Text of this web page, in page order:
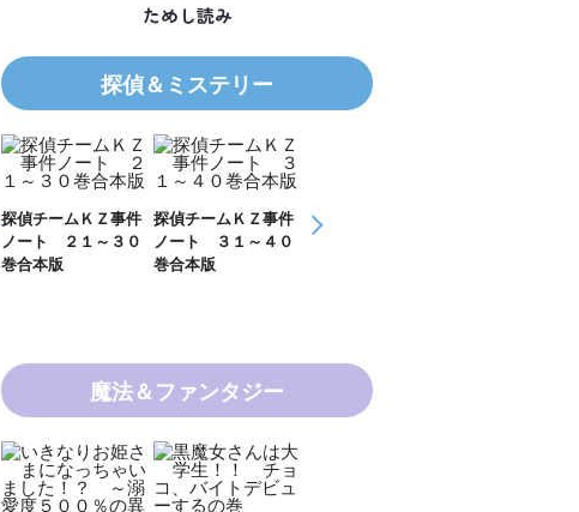
ためし読み
探偵＆ミステリー
探偵チームＫＺ事件
ノート ３１～４０
巻合本版
探偵チームＫＺ事件
ノート １１～２０
巻合本版
ＫＺ’ Ｕｐｐｅｒ
Ｆｉｌｅ 数学者
魔法＆ファンタジー